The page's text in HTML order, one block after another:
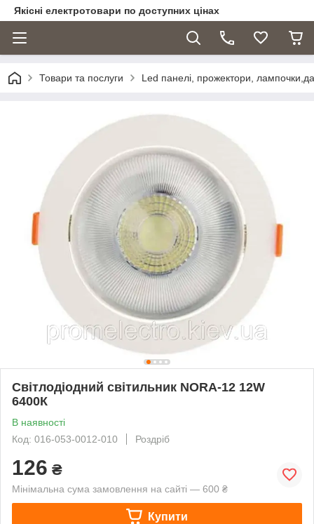
Якісні електротовари по доступних цінах
Товари та послуги Led панелі, прожектори,
Світлодіодний світильник NORA-12 12W
6400К
В наявності
Код: 016-053-0012-010
Роздріб
126 ₴
Мінімальна сума замовлення на сайті — 600 ₴
Купити